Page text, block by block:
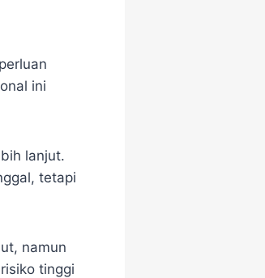
ini
lanjut.
tetapi
namun
tinggi